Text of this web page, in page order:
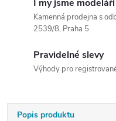
I my jsme modeláři
Kamenná prodejna s
2539/8, Praha 5
Pravidelné slevy
Výhody pro
Popis produktu